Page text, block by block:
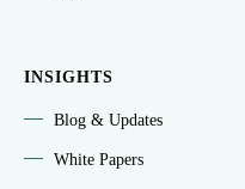
INSIGHTS
Blog & Updates
White Papers